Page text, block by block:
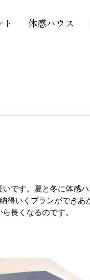
ト 体感ハウス
です。夏と冬に体感
得いくプランができあ
長くなるのです。